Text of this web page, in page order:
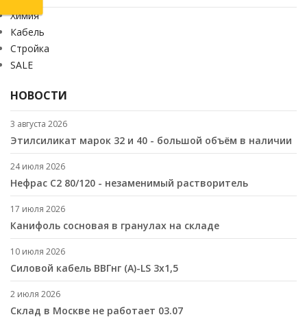
Химия
Кабель
Стройка
SALE
НОВОСТИ
3 августа 2026
Этилсиликат марок 32 и 40 - большой объём в наличии
24 июля 2026
Нефрас С2 80/120 - незаменимый растворитель
17 июля 2026
Канифоль сосновая в гранулах на складе
10 июля 2026
Cиловой кабель ВВГнг (A)-LS 3х1,5
2 июля 2026
Склад в Москве не работает 03.07